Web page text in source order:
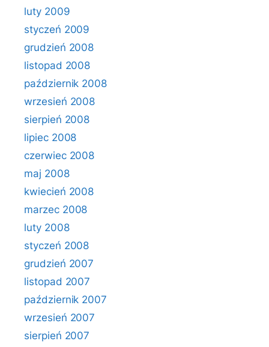
luty 2009
styczeń 2009
grudzień 2008
listopad 2008
październik 2008
wrzesień 2008
sierpień 2008
lipiec 2008
czerwiec 2008
maj 2008
kwiecień 2008
marzec 2008
luty 2008
styczeń 2008
grudzień 2007
listopad 2007
październik 2007
wrzesień 2007
sierpień 2007